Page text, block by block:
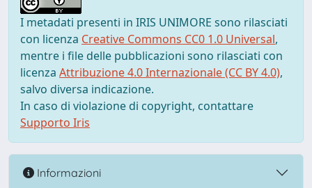
I metadati presenti in IRIS UNIMORE sono rilasciati
con licenza Creative Commons CC0 1.0 Universal,
mentre i file delle pubblicazioni sono rilasciati con
licenza Attribuzione 4.0 Internazionale (CC BY 4.0),
salvo diversa indicazione.
In caso di violazione di copyright, contattare
Supporto Iris
Informazioni